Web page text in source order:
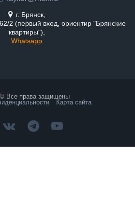
г. Брянск,
2 (первый вход, ориентир "Брянские
квартиры"),
Whatsapp
Все права защищены
Карта сайта